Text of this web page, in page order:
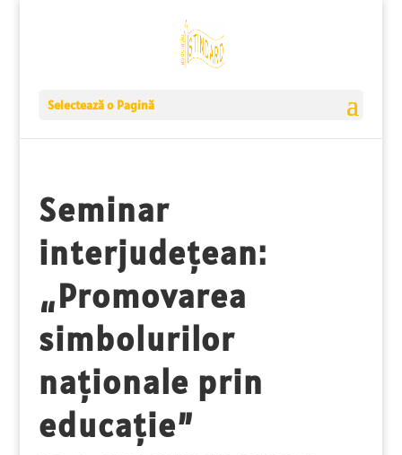
Selectează o Pagină
Seminar
interjudețean:
„Promovarea
simbolurilor
naționale prin
educație”